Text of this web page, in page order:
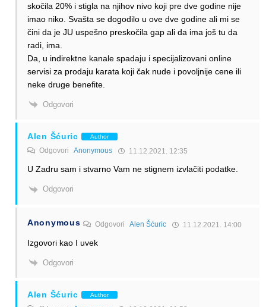
skočila 20% i stigla na njihov nivo koji pre dve godine nije
imao niko. Svašta se dogodilo u ove dve godine ali mi se
čini da je JU uspešno preskočila gap ali da ima još tu da
radi, ima.
Da, u indirektne kanale spadaju i specijalizovani online
servisi za prodaju karata koji čak nude i povoljnije cene ili
neke druge benefite.
Odgovori
Alen Šćuric Author
Odgovori Anonymous 11.12.2021. 12:35
U Zadru sam i stvarno Vam ne stignem izvlačiti podatke.
Odgovori
Anonymous OdgovoriAlen Šćuric 11.12.2021. 14:00
Izgovori kao I uvek
Odgovori
Alen Šćuric Author